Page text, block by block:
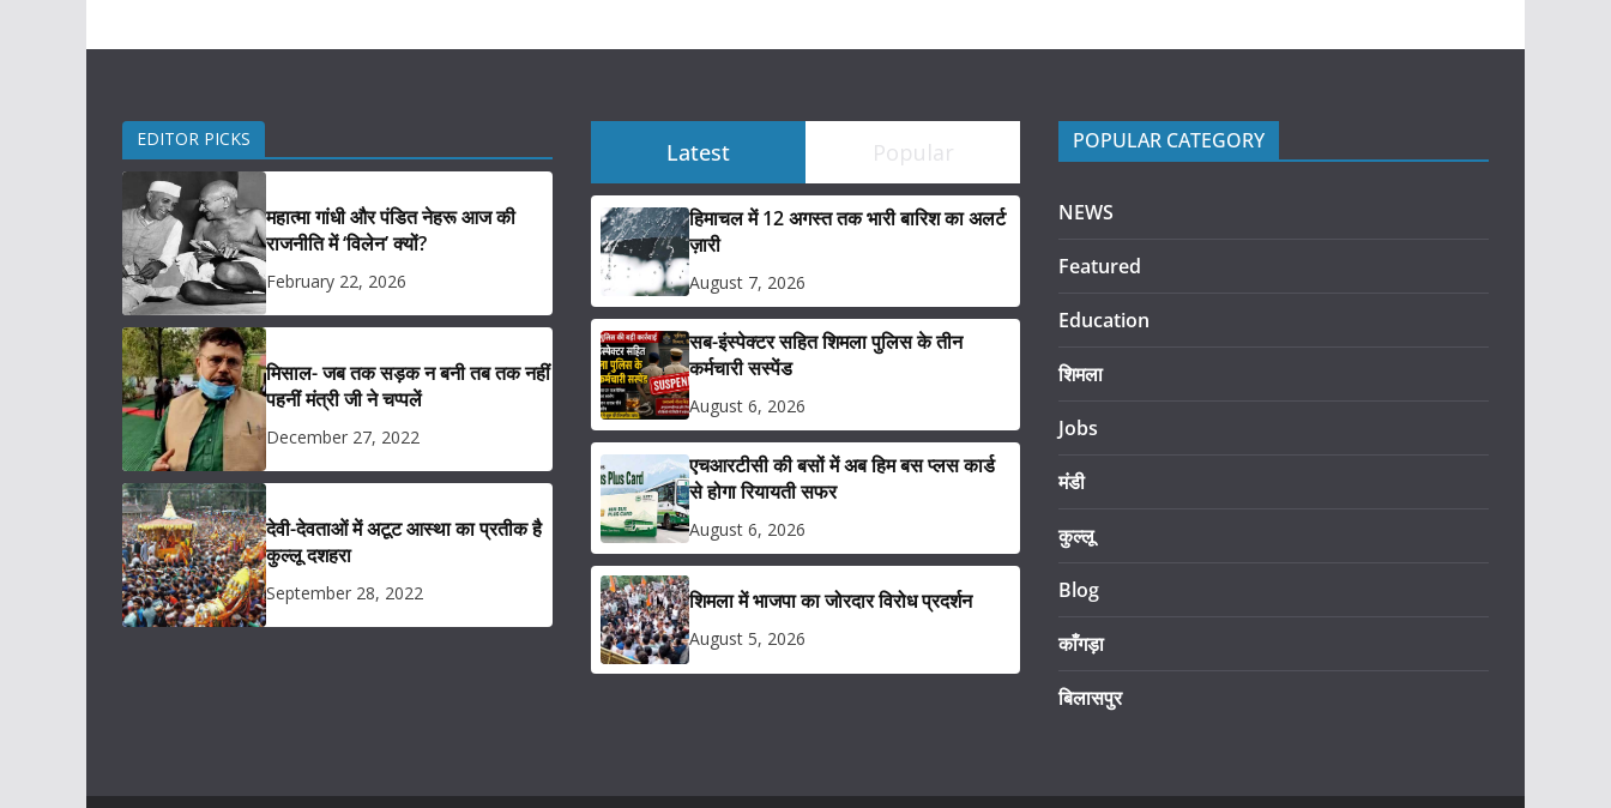
EDITOR PICKS
महात्मा गांधी और पंडित नेहरू आज की
राजनीति में ‘विलेन’ क्यों?
February 22, 2026
मिसाल- जब तक सड़क न बनी तब तक नहीं
पहनीं मंत्री जी ने चप्पलें
December 27, 2022
देवी-देवताओं में अटूट आस्था का प्रतीक है
कुल्लू दशहरा
September 28, 2022
Latest Popular
हिमाचल में 12 अगस्त तक भारी बारिश का अलर्ट
ज़ारी
August 7, 2026
सब-इंस्पेक्टर सहित शिमला पुलिस के तीन
कर्मचारी सस्पेंड
August 6, 2026
एचआरटीसी की बसों में अब हिम बस प्लस कार्ड
से होगा रियायती सफर
August 6, 2026
शिमला में भाजपा का जोरदार विरोध प्रदर्शन
August 5, 2026
POPULAR CATEGORY
NEWS
Featured
Education
शिमला
Jobs
मंडी
कुल्लू
Blog
काँगड़ा
बिलासपुर